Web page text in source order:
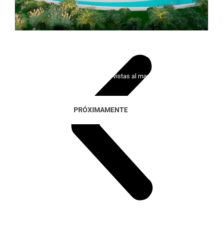
Lady Bonalba Resort
100 viviendas exclusivas con vistas al mar y al golf
PRÓXIMAMENTE